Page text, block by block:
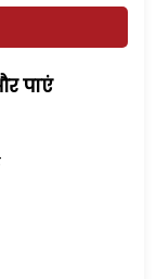
पाएं